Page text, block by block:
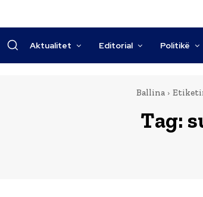
Aktualitet Editorial Politikë
Ballina
Tag: